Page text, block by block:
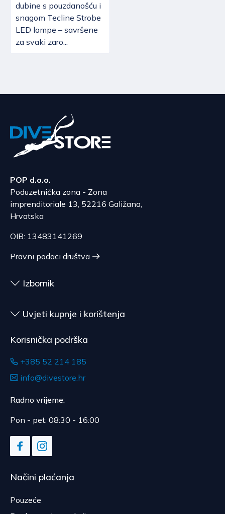
dubine s pouzdanošću i
snagom Tecline Strobe
LED lampe – savršene
za svaki zaro...
POP d.o.o.
Poduzetnička zona - Zona
imprenditoriale 13, 52216 Galižana,
Hrvatska
OIB: 13483141269
Pravni podaci društva
Izbornik
Uvjeti kupnje i korištenja
Korisnička podrška
+385 52 214 185
info@divestore.hr
Radno vrijeme:
Pon - pet: 08:30 - 16:00
Načini plaćanja
Pouzeće